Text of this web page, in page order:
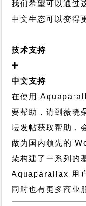
我们希望可以通过
中文生态可以变得
技术支持
中文支持
在使用
要帮助，请到薇晓
坛发帖获取帮助，
做为国内领先的
朵构建了一系列的
Aquaparallax 用
同时也有更多商业